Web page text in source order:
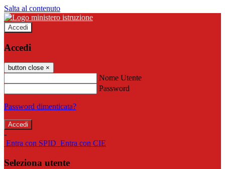
Salta al contenuto
Accedi
Accedi
button close ×
Nome Utente
Password
Password dimenticata?
-
Entra con SPID Entra con CIE
Seleziona utente